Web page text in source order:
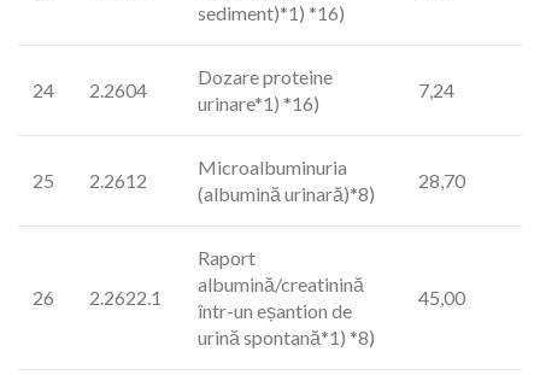
sediment)*1) *16)
24 2.2604
Dozare proteine
urinare*1) *16)
7,24
25 2.2612
Microalbuminuria
(albumină urinară)*8)
28,70
26 2.2622.1
Raport
albumină/creatinină
într-un eșantion de
urină spontană*1) *8)
45,00